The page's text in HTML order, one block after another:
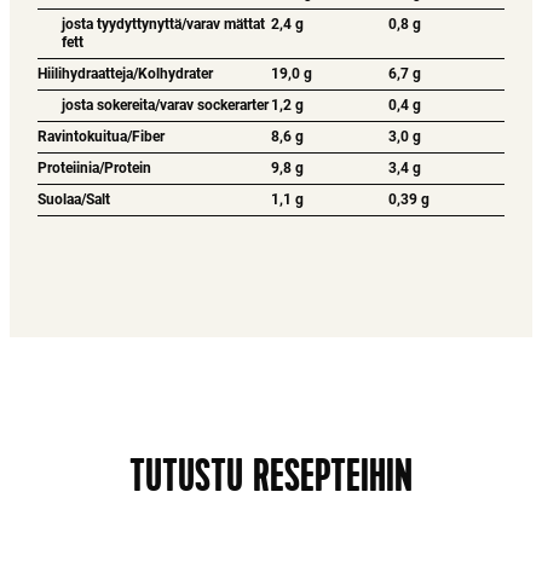
josta tyydyttynyttä/varav mättat
fett
2,4 g 0,8 g
Hiilihydraatteja/Kolhydrater 19,0 g
6,7 g
josta sokereita/varav sockerarter 1,2 g
0,4 g
Ravintokuitua/Fiber
8,6 g
3,0 g
Proteiinia/Protein
9,8 g
3,4 g
Suolaa/Salt
1,1 g 0,39 g
TUTUSTU RESEPTEIHIN